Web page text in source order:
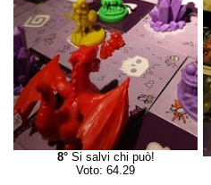
8°Si salvi chi può!
Voto: 64.29